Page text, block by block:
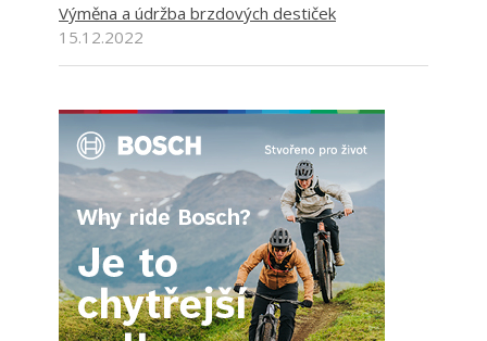
Výměna a údržba brzdových destiček
15.12.2022